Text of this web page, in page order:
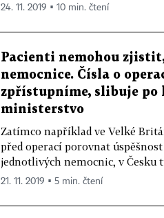
24. 11. 2019 ▪ 10 min. čtení
Pacienti nemohou
nemocnice. Čísla o
zpřístupníme, slibuje po
ministerstvo
Zatímco například ve Velké
před operací porovnat
jednotlivých nemocnic, v Česku
21. 11. 2019 ▪ 5 min. čtení